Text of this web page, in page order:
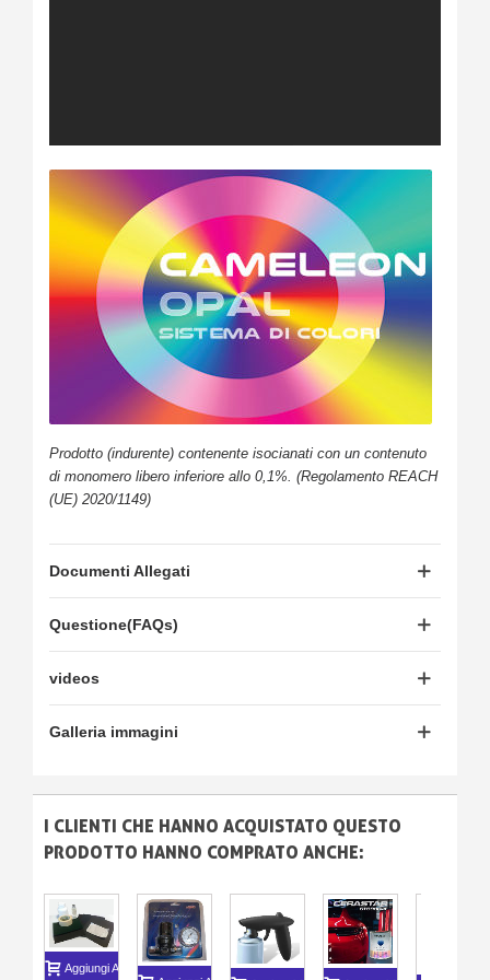
Prodotto (indurente) contenente isocianati con un contenuto
di monomero libero inferiore allo 0,1%. (Regolamento REACH
(UE) 2020/1149)
Documenti Allegati
Questione(FAQs)
videos
Galleria immagini
I CLIENTI CHE HANNO ACQUISTATO QUESTO
PRODOTTO HANNO COMPRATO ANCHE:
Aggiungi Al Carrello